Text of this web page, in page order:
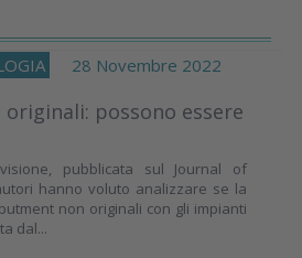
28 Novembre 2022
possono essere
pubblicata sul Journal of
hanno voluto analizzare se la
non originali con gli impianti
dal...